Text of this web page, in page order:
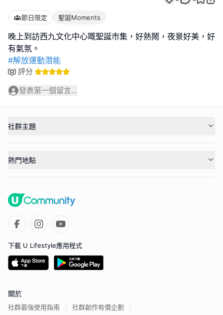
節日限定 聖誕Moments
晚上到訪西九文化中心嘅聖誕市集，好熱鬧，夜景好美，好
#解放運動潛能
評分
發表第一個留言...
社群主題
熱門地點
下載 U Lifestyle應用程式
關於
社群最強使用指南 社群創作有價企劃